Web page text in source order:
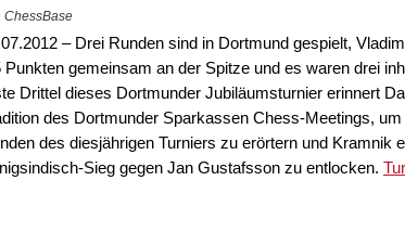
ChessBase
– Drei Runden sind in Dortmund gespielt,
Punkten gemeinsam an der Spitze und es waren drei
Drittel dieses Dortmunder Jubiläumsturnier erinnert
des Dortmunder Sparkassen Chess-Meetings,
des diesjährigen Turniers zu erörtern und Kramnik
Sieg gegen Jan Gustafsson zu entlocken.